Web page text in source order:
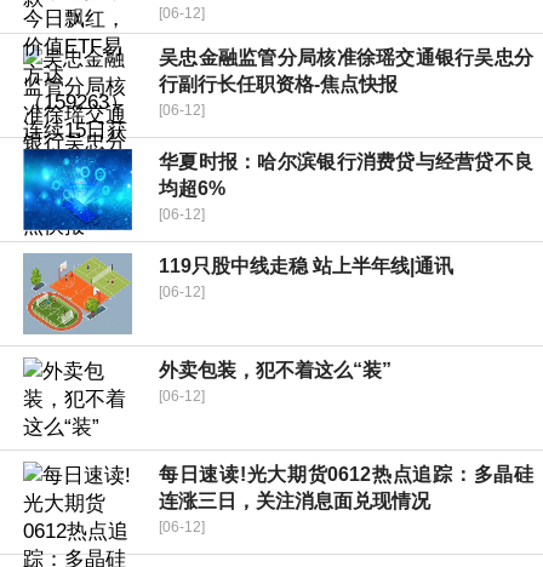
[06-12]
吴忠金融监管分局核准徐瑶交通银行吴忠分
行副行长任职资格-焦点快报
[06-12]
华夏时报：哈尔滨银行消费贷与经营贷不良
均超6%
[06-12]
119只股中线走稳 站上半年线|通讯
[06-12]
外卖包装，犯不着这么“装”
[06-12]
每日速读!光大期货0612热点追踪：多晶硅
连涨三日，关注消息面兑现情况
[06-12]